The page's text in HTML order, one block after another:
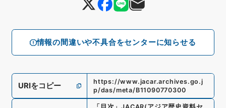
情報の間違いや不具合をセンターに知らせる
URIをコピー
https://www.jacar.archives.go.j
p/das/meta/B11090770300